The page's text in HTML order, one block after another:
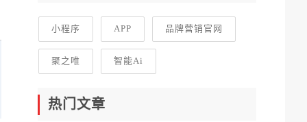
小程序 APP 品牌营销官网
聚之唯 智能Ai
热门文章